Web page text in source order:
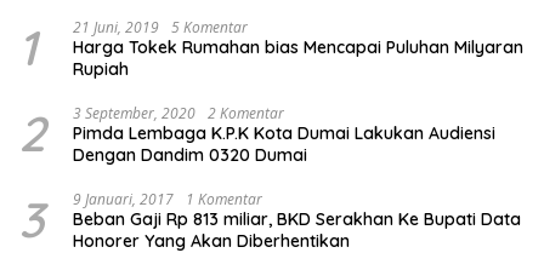
1 21 Juni, 2019 5 Komentar
Harga Tokek Rumahan bias Mencapai Puluhan Milyaran
Rupiah
2 3 September, 2020 2 Komentar
Pimda Lembaga K.P.K Kota Dumai Lakukan Audiensi
Dengan Dandim 0320 Dumai
3 9 Januari, 2017 1 Komentar
Beban Gaji Rp 813 miliar, BKD Serakhan Ke Bupati Data
Honorer Yang Akan Diberhentikan